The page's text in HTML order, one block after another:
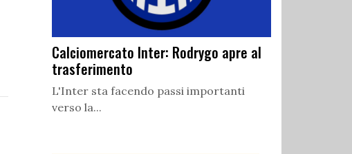
Calciomercato Inter: Rodrygo apre al
trasferimento
L'Inter sta facendo passi importanti
verso la...